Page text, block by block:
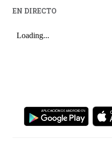
EN DIRECTO